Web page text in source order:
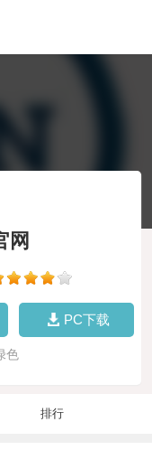
网
PC下载
色
排行